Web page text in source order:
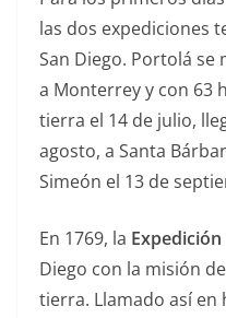
las dos expediciones
San Diego. Portolá
a Monterrey y con 63
tierra el 14 de julio,
agosto, a Santa
Simeón el 13 de
En 1769, la
Diego con la misión
tierra. Llamado así en